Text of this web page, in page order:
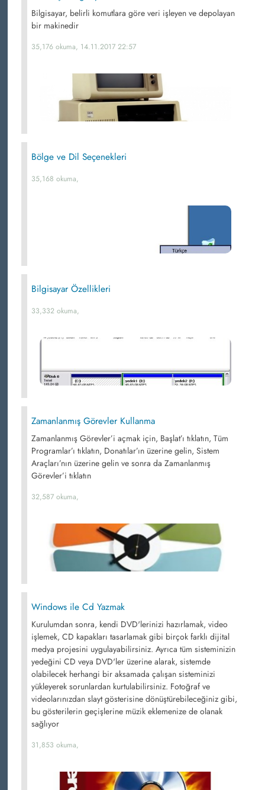
Bilgisayar, belirli komutlara göre veri işleyen ve depolayan
bir makinedir
35,176 okuma, 14.11.2017 22:57
Bölge ve Dil Seçenekleri
35,168 okuma,
Bilgisayar Özellikleri
33,332 okuma,
Zamanlanmış Görevler Kullanma
Zamanlanmış Görevler’i açmak için, Başlat’ı tıklatın, Tüm
Programlar’ı tıklatın, Donatılar’ın üzerine gelin, Sistem
Araçları’nın üzerine gelin ve sonra da Zamanlanmış
Görevler’i tıklatın
32,587 okuma,
Windows ile Cd Yazmak
Kurulumdan sonra, kendi DVD'lerinizi hazırlamak, video
işlemek, CD kapakları tasarlamak gibi birçok farklı dijital
medya projesini uygulayabilirsiniz. Ayrıca tüm sisteminizin
yedeğini CD veya DVD'ler üzerine alarak, sistemde
olabilecek herhangi bir aksamada çalışan sisteminizi
yükleyerek sorunlardan kurtulabilirsiniz. Fotoğraf ve
videolarınızdan slayt gösterisine dönüştürebileceğiniz gibi,
bu gösterilerin geçişlerine müzik eklemenize de olanak
sağlıyor
31,853 okuma,